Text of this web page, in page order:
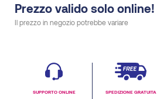
Prezzo valido solo online!
Il prezzo in negozio potrebbe variare
SUPPORTO ONLINE
SPEDIZIONE GRATUITA